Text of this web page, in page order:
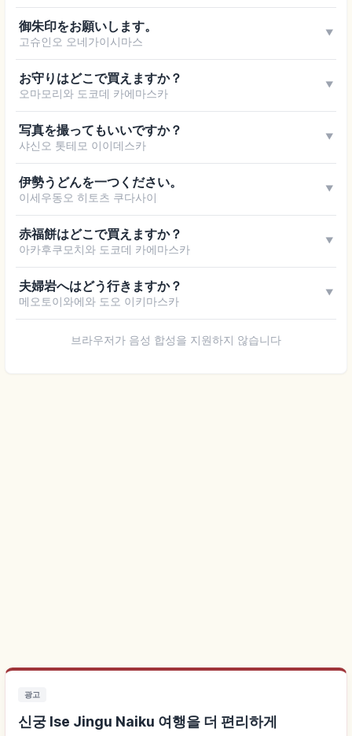
御朱印をお願いします。
고슈인오 오네가이시마스
▼
お守りはどこで買えますか？
오마모리와 도코데 카에마스카
▼
写真を撮ってもいいですか？
샤신오 톳테모 이이데스카
▼
伊勢うどんを一つください。
이세우동오 히토츠 쿠다사이
▼
赤福餅はどこで買えますか？
아카후쿠모치와 도코데 카에마스카
▼
夫婦岩へはどう行きますか？
메오토이와에와 도오 이키마스카
▼
브라우저가 음성 합성을 지원하지 않습니다
광고
신궁 Ise Jingu Naiku 여행을 더 편리하게